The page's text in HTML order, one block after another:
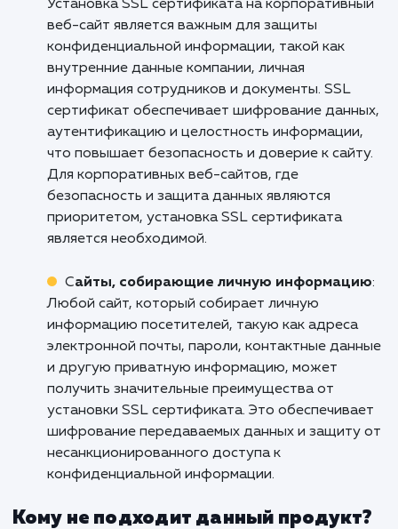
Кому подходит данный продукт?
Онлайн-магазины и электронная
коммерция: Установка SSL сертификата на
является важным для онлайн-магазинов и
бизнесов электронной коммерции, которые
собирают и обрабатывают
данные клиентов, такие как данные
личная информация. Основные
SSL сертификата включают шифрование
и повышение доверия клиентов. Установка
сертификата решает проблему
удовлетворяет требованиям
конфиденциальности.
Корпоративные веб-сайты и
Установка SSL сертификата на
веб-сайт является важным для защиты
конфиденциальной информации, такой как
информация сотрудников и документы. SSL